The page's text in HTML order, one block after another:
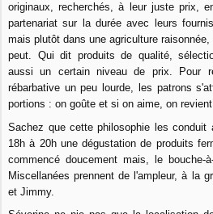
originaux, recherchés, à leur juste prix,
partenariat sur la durée avec leurs
mais plutôt dans une agriculture
peut. Qui dit produits de qualité,
aussi un certain niveau de prix. Pour
rébarbative un peu lourde, les patrons
portions : on goûte et si on aime, on
Sachez que cette philosophie les
18h à 20h une dégustation de produits
commencé doucement mais, le bouche-
Miscellanées prennent de l'ampleur, à la
et Jimmy.